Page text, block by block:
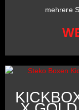
mehrere